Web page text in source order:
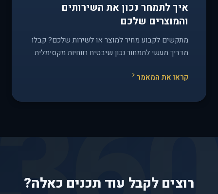
איך לתמחר נכון את השירותים
והמוצרים שלכם
מתקשים לקבוע מחיר למוצר או לשירות שלכם? קבלו
מדריך מעשי לתמחור נכון שיבטיח רווחיות מקסימלית.
קראו את המאמר
רוצים לקבל עוד תכנים כאלה?